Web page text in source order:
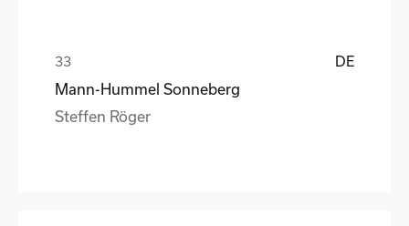
DE
Mann-Hummel Sonneberg
Steffen Röger